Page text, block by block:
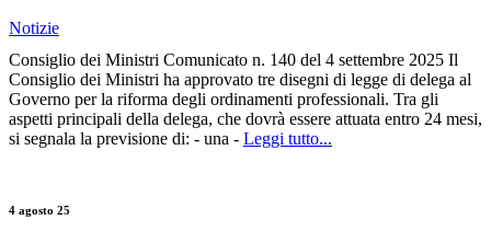
Notizie
Consiglio dei Ministri Comunicato n. 140 del 4 settembre 2025 Il
Consiglio dei Ministri ha approvato tre disegni di legge di delega al
Governo per la riforma degli ordinamenti professionali. Tra gli
aspetti principali della delega, che dovrà essere attuata entro 24 mesi,
si segnala la previsione di: - una - Leggi tutto...
4 agosto 25